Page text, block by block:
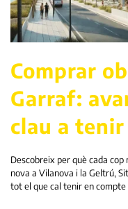
Comprar
Garraf:
clau a
Descobreix per què cada
nova a Vilanova i la Geltrú,
tot el que cal tenir en compte